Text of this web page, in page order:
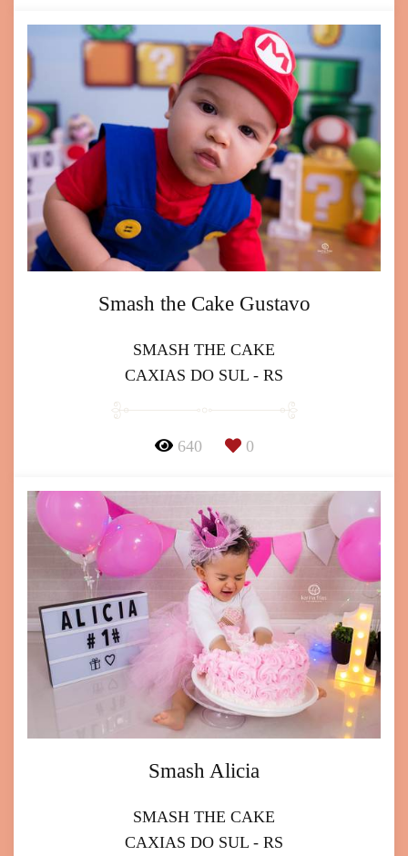
Smash the Cake Gustavo
SMASH THE CAKE
CAXIAS DO SUL - RS
640 0
Smash Alicia
SMASH THE CAKE
CAXIAS DO SUL - RS